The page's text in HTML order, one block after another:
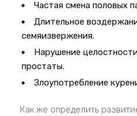
Частая смена половых
Длительное
семяизвержения.
Нарушение
простаты.
Злоупотребление
Как же определить